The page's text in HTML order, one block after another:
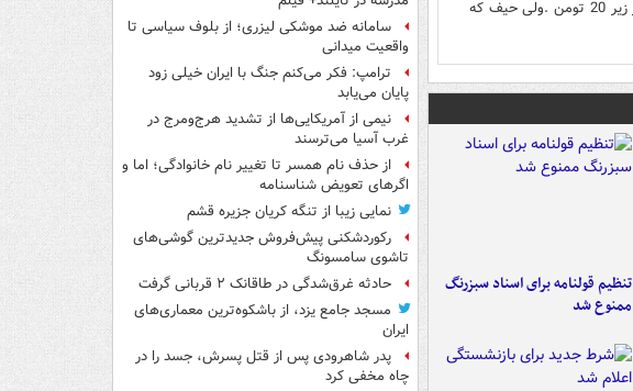
صورت تصویب برجام سکه زیر 10 میلیون تومن خواهد رسید و دلار زیر 20 تومن .ولی حیف که
تنظیم قولنامه برای اسناد سبزرنگ
ممنوع شد
سامانه ضد موشکی لیزری؛ از بلوف سیاسی تا
واقعیت میدانی
ترامپ: فکر می‌کنم جنگ با ایران خیلی زود
پایان می‌یابد
نیمی از آمریکایی‌ها از تشدید هرج‌ومرج در
غرب آسیا می‌ترسند
از حذف نام همسر تا تغییر نام خانوادگی؛ اما و
اگرهای تعویض شناسنامه
نمایی زیبا از تنگه کریان جزیره قشم
رکوردشکنی پیش‌فروش جدیدترین گوشی‌های
تاشوی سامسونگ
حادثه غرق‌شدگی در طاقانک ۲ قربانی گرفت
مسجد جامع یزد، از باشکوه‌ترین معماری‌های
ایران
پدر شاهرودی پس از قتل پسرش، جسد را در
چاه مخفی کرد